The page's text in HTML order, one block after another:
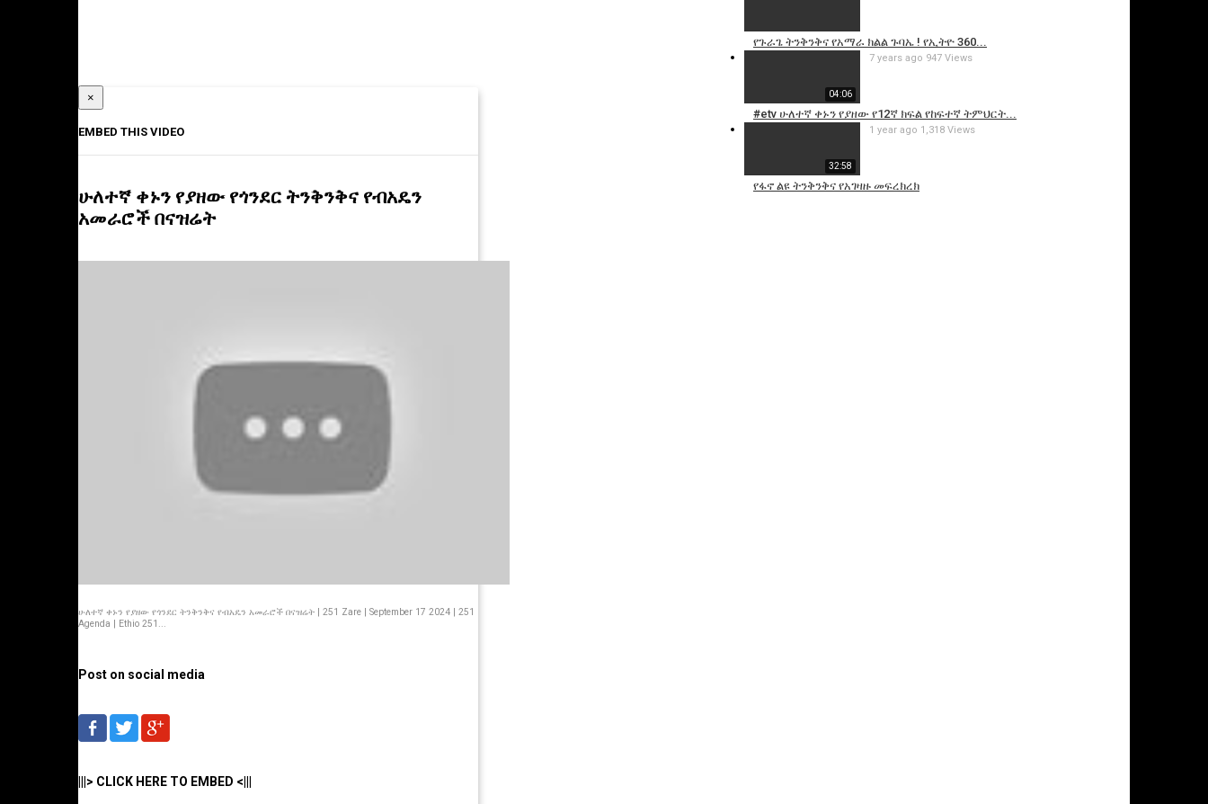
የጉራጌ ትንቅንቅና የአማራ ክልል ጉባኤ ! የኢትዮ 360...
04:06
#etv ሁለተኛ ቀኑን የያዘው የ12ኛ ክፍል የከፍተኛ ትምህርት...
7 years ago 947 Views
32:58
የፋኖ ልዩ ትንቅንቅና የአገዛዙ መፍረክረክ
1 year ago 1,318 Views
×
EMBED THIS VIDEO
ሁለተኛ ቀኑን የያዘው የጎንደር ትንቅንቅና የብአዴን
አመራሮች በናዝሬት
ሁለተኛ ቀኑን የያዘው የጎንደር ትንቅንቅና የብአዴን አመራሮች በናዝሬት | 251 Zare | September 17 2024 | 251
Agenda | Ethio 251...
Post on social media
|||> CLICK HERE TO EMBED <|||